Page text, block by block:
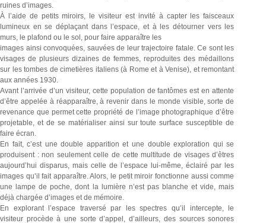
ruines d’images.
À l’aide de petits miroirs, le visiteur est invité à capter les faisceaux
lumineux en se déplaçant dans l’espace, et à les détourner vers les
murs, le plafond ou le sol, pour faire apparaître les
images ainsi convoquées, sauvées de leur trajectoire fatale. Ce sont les
visages de plusieurs dizaines de femmes, reproduites des médaillons
sur les tombes de cimetières italiens (à Rome et à Venise), et remontant
aux années 1930.
Avant l’arrivée d’un visiteur, cette population de fantômes est en attente
d’être appelée à réapparaître, à revenir dans le monde visible, sorte de
revenance que permet cette propriété de l’image photographique d’être
projetable, et de se matérialiser ainsi sur toute surface susceptible de
faire écran.
En fait, c’est une double apparition et une double exploration qui se
produisent : non seulement celle de cette multitude de visages d’êtres
aujourd’hui disparus, mais celle de l’espace lui-même, éclairé par les
images qu’il fait apparaître. Alors, le petit miroir fonctionne aussi comme
une lampe de poche, dont la lumière n’est pas blanche et vide, mais
déjà chargée d’images et de mémoire.
En explorant l’espace traversé par les spectres qu’il intercepte, le
visiteur procède à une sorte d’appel, d’ailleurs, des sources sonores